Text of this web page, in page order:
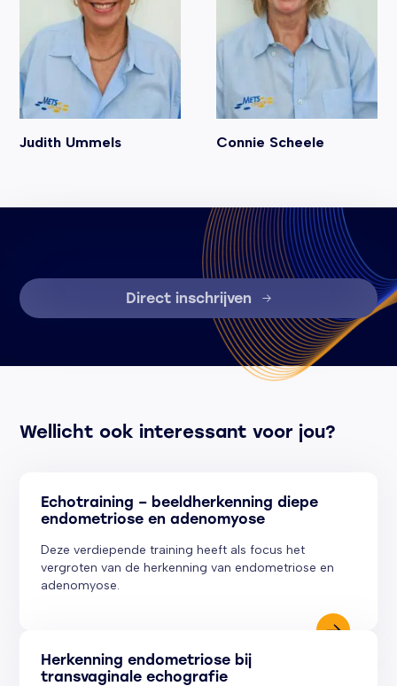
Judith Ummels Connie Scheele
Direct inschrijven
Wellicht ook interessant voor jou?
Echotraining – beeldherkenning diepe
endometriose en adenomyose
Deze verdiepende training heeft als focus het
vergroten van de herkenning van endometriose en
adenomyose.
Herkenning endometriose bij
transvaginale echografie